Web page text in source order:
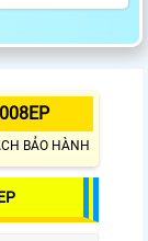
BẢO HÀNH